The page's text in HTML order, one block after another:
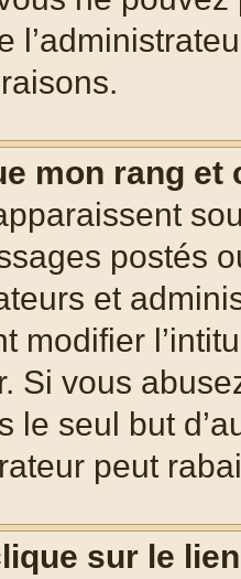
mon rang
postés
et
modifier
Si vous
le seul but
peut
sur le